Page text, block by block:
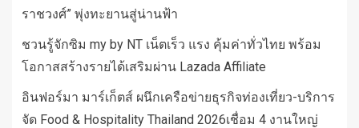
ราชวงศ์” พุ่งทะยานสู่น่านฟ้า
ชวนรู้จักซิม my by NT เน็ตเร็ว แรง คุ้มค่าทั่วไทย พร้อม
โอกาสสร้างรายได้เสริมผ่าน Lazada Affiliate
อินฟอร์มา มาร์เก็ตส์ ผนึกเครือข่ายธุรกิจท่องเที่ยว-บริการ
จัด Food & Hospitality Thailand 2026เชื่อม 4 งานใหญ่